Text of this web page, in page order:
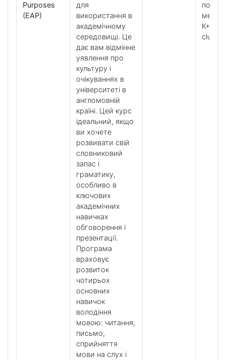
Purposes
(EAP)
для
використання в
академічному
середовищі. Це
дає вам відмінне
уявлення про
культуру і
очікуваннях в
університеті в
англомовній
країні. Цей курс
ідеальний, якщо
ви хочете
розвивати свій
словниковий
запас і
граматику,
особливо в
ключових
академічних
навичках
обговорення і
презентації.
Програма
враховує
розвиток
чотирьох
основних
навичок
володіння
мовою: читання,
письмо,
сприйняття
мови на слух і
по
K+
clubs